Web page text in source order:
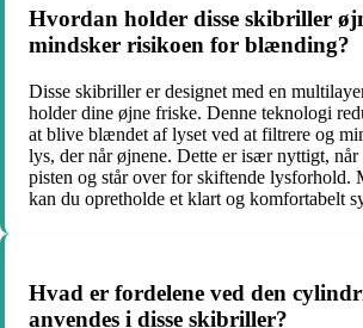
Hvordan holder disse skibriller
mindsker risikoen for blænding?
Disse skibriller er designet med en
holder dine øjne friske. Denne teknologi
at blive blændet af lyset ved at filtrere og
lys, der når øjnene. Dette er især nyttigt, når
pisten og står over for skiftende lysforhold.
kan du opretholde et klart og komfortabelt
Hvad er fordelene ved den
anvendes i disse skibriller?